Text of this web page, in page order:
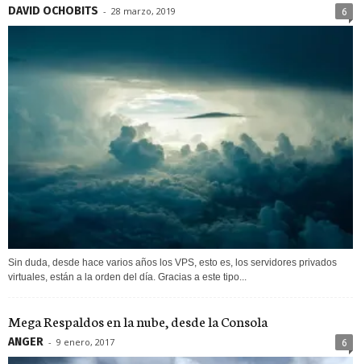
DAVID OCHOBITS - 28 marzo, 2019 6
Sin duda, desde hace varios años los VPS, esto es, los servidores privados
virtuales, están a la orden del día. Gracias a este tipo...
Mega Respaldos en la nube, desde la Consola
ANGER - 9 enero, 2017 6